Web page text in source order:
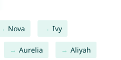
Nova Ivy
Aurelia Aliyah